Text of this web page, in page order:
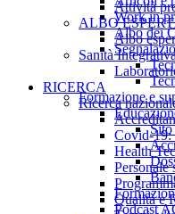
Attività
ALBO
Albo
Sanità
RICERCA
Ricerca
Covid-19:
Health
Personale
Qualità e
Work in
Albo dei
Formazione e
Podcast